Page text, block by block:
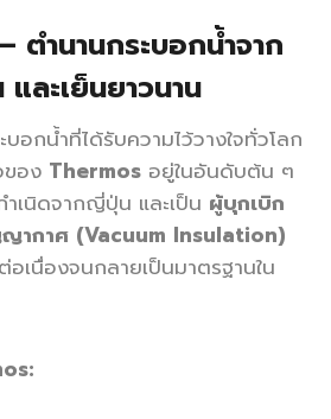
ตำนานกระบอกน้ำจาก
ละเย็นยาวนาน
อกน้ำที่ได้รับความไว้วางใจทั่วโลก
อง Thermos อยู่ในอันดับต้น ๆ
เนิดจากญี่ปุ่น และเป็น ผู้บุกเบิก
ากาศ (Vacuum Insulation)
เนื่องจนกลายเป็นมาตรฐานใน